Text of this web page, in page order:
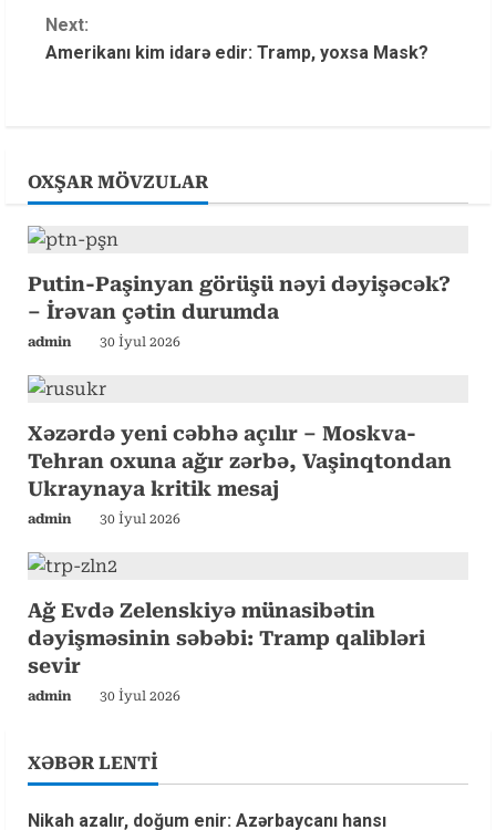
t
e
e
a
d
n
g
Next:
Amerikanı kim idarə edir: Tramp, yoxsa Mask?
OXŞAR MÖVZULAR
Putin-Paşinyan görüşü nəyi dəyişəcək?
– İrəvan çətin durumda
admin 30 İyul 2026
Xəzərdə yeni cəbhə açılır – Moskva-
Tehran oxuna ağır zərbə, Vaşinqtondan
Ukraynaya kritik mesaj
admin 30 İyul 2026
Ağ Evdə Zelenskiyə münasibətin
dəyişməsinin səbəbi: Tramp qalibləri
sevir
admin 30 İyul 2026
XƏBƏR LENTİ
Nikah azalır, doğum enir: Azərbaycanı hansı